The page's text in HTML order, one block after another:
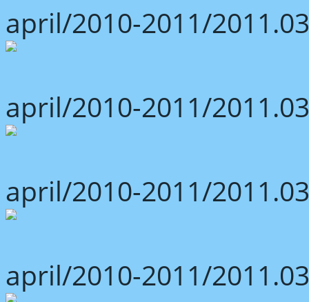
april/2010-2011/
april/2010-2011/
april/2010-2011/
april/2010-2011/